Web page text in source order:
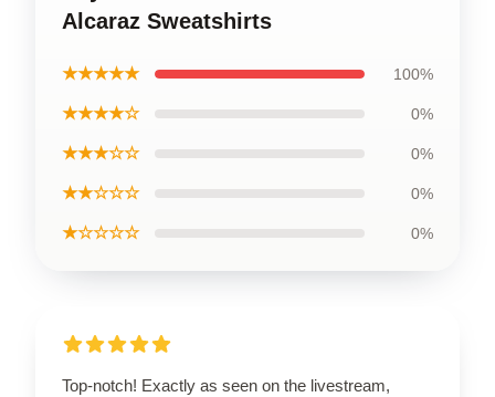
Alcaraz Sweatshirts
★★★★★ 100%
★★★★☆ 0%
★★★☆☆ 0%
★★☆☆☆ 0%
★☆☆☆☆ 0%
Top-notch! Exactly as seen on the livestream,